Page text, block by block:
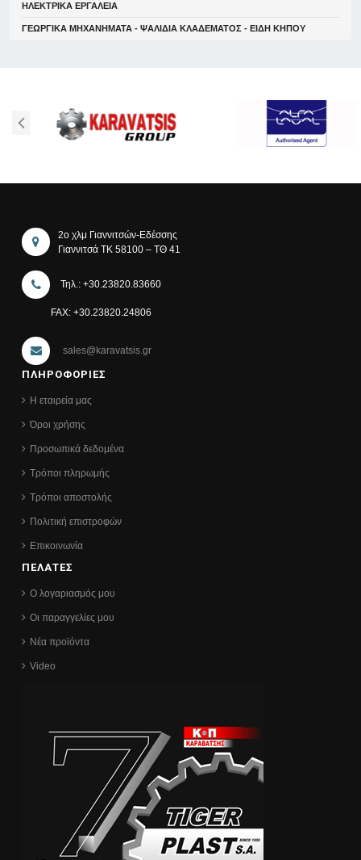
ΗΛΕΚΤΡΙΚΑ ΕΡΓΑΛΕΙΑ
ΓΕΩΡΓΙΚΑ ΜΗΧΑΝΗΜΑΤΑ - ΨΑΛΙΔΙΑ ΚΛΑΔΕΜΑΤΟΣ - ΕΙΔΗ ΚΗΠΟΥ
2ο χλμ Γιαννιτσών-Εδέσσης
Γιαννιτσά ΤΚ 58100 – ΤΘ 41
Τηλ.: +30.23820.83660
FAX: +30.23820.24806
sales@karavatsis.gr
ΠΛΗΡΟΦΟΡΙΕΣ
Η εταιρεία μας
Όροι χρήσης
Προσωπικά δεδομένα
Τρόποι πληρωμής
Τρόποι αποστολής
Πολιτική επιστροφών
Επικοινωνία
ΠΕΛΑΤΕΣ
Ο λογαριασμός μου
Οι παραγγελίες μου
Νέα προϊόντα
Video